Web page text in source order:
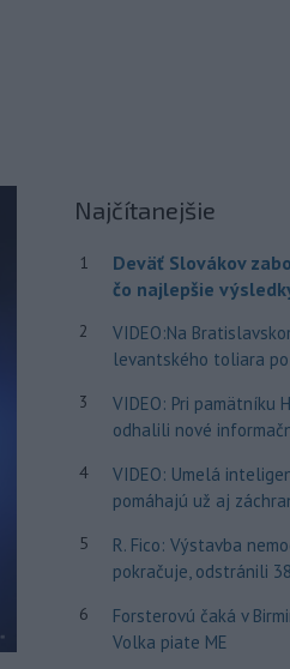
Najčítanejšie
1
Deväť Slovákov
čo najlepšie
2
VIDEO:Na
levantského toliara
3
VIDEO: Pri pamätníku
odhalili nové
4
VIDEO: Umelá
pomáhajú už aj
5
R. Fico: Výstavba
pokračuje, odstránili
6
Forsterovú čaká v
Volka piate ME